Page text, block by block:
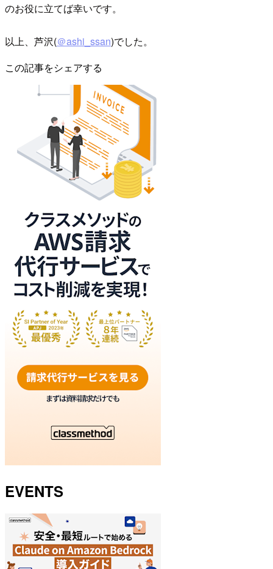
のお役に立てば幸いです。
以上、芦沢(＠ashi_ssan)でした。
この記事をシェアする
EVENTS